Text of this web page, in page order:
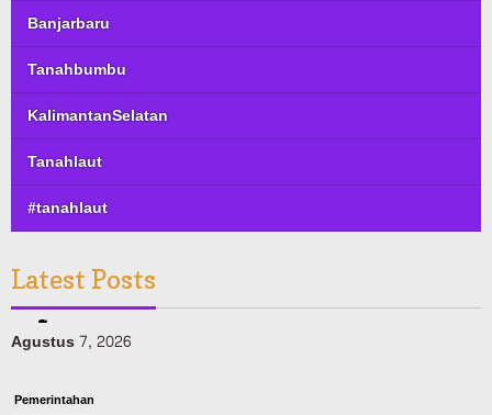
Banjarbaru
Tanahbumbu
KalimantanSelatan
Tanahlaut
#tanahlaut
Latest Posts
Pemerintahan
Juara Umum Tingkat Provinsi, 02SN